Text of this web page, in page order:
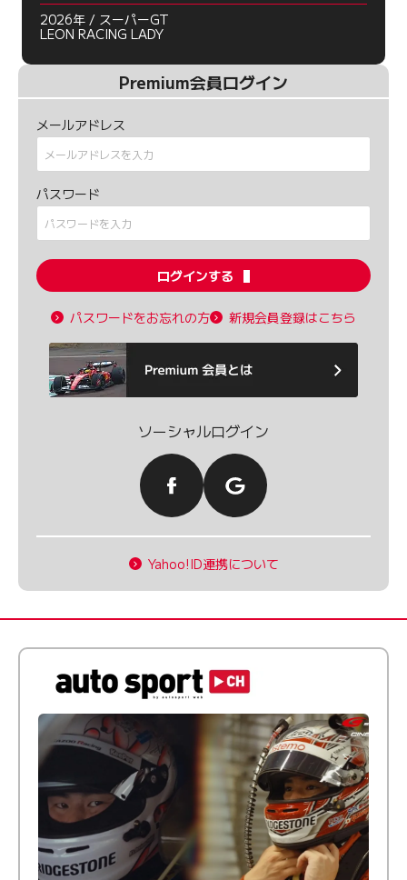
2026年 / スーパーGT
LEON RACING LADY
Premium会員ログイン
メールアドレス
パスワード
ログインする
パスワードをお忘れの方 新規会員登録はこちら
ソーシャルログイン
Yahoo!ID連携について